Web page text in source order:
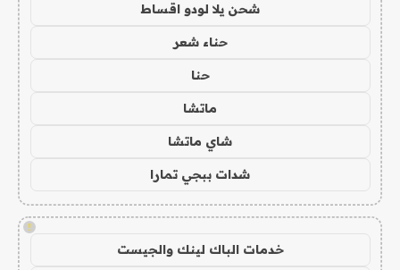
شحن يلا لودو اقساط
حناء شعر
حنا
ماتشا
شاي ماتشا
شدات ببجي تمارا
!
خدمات الباك لينك والجيست